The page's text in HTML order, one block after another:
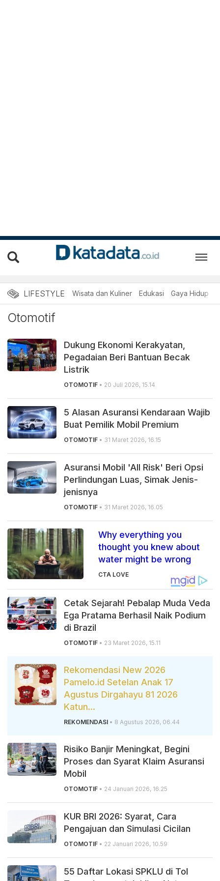
Berita Otomotif Terbaru
LIFESTYLE Wisata dan Kuliner Edukasi Gaya Hidup
Otomotif
Dukung Ekonomi Kerakyatan,
Pegadaian Beri Bantuan Becak
Listrik
OTOMOTIF • 20 Juli 2026, 15.14
5 Alasan Asuransi Kendaraan Wajib
Buat Pemilik Mobil Premium
OTOMOTIF • 31 Maret 2026, 16.15
Asuransi Mobil 'All Risk' Beri Opsi
Perlindungan Luas, Simak Jenis-
jenisnya
OTOMOTIF • 31 Maret 2026, 16.05
Why everything you
thought you knew about
water might be wrong
CTA LOVE
Cetak Sejarah! Pebalap Muda Veda
Ega Pratama Berhasil Naik Podium
di Brazil
OTOMOTIF • 23 Maret 2026, 15.11
Rekomendasi New 2026
Pamelo.id Setelan Anak 17
Agustus Dirgahayu 81 2026
Katun...
REKOMENDASI • 8 Agustus 2026, 06.44
Risiko Banjir Meningkat, Begini
Proses dan Syarat Klaim Asuransi
Mobil
OTOMOTIF • 24 Januari 2026, 16.25
KUR BRI 2026: Syarat, Cara
Pengajuan dan Simulasi Cicilan
OTOMOTIF • 22 Januari 2026, 10.59
55 Daftar Lokasi SPKLU di Tol